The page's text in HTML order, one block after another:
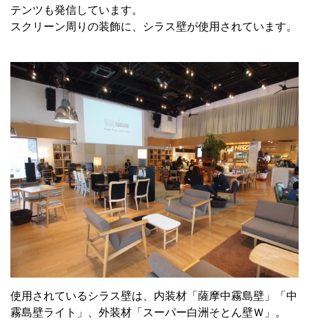
テンツも発信しています。
スクリーン周りの装飾に、シラス壁が使用されています。
使用されているシラス壁は、内装材「薩摩中霧島壁」「中
霧島壁ライト」、外装材「スーパー白洲そとん壁Ｗ」。